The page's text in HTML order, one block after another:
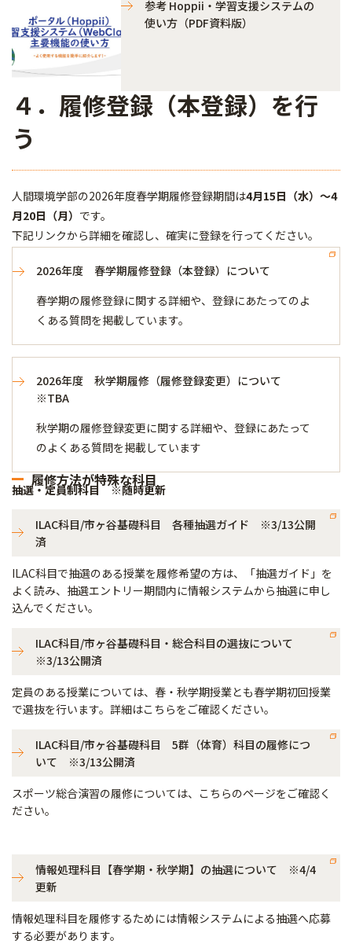
参考 Hoppii・学習支援システムの
使い方（PDF資料版）
４．履修登録（本登録）を行
う
人間環境学部の2026年度春学期履修登録期間は4月15日（水）～4
月20日（月） です。
下記リンクから詳細を確認し、確実に登録を行ってください。
2026年度 春学期履修登録（本登録）について
春学期の履修登録に関する詳細や、登録にあたってのよ
くある質問を掲載しています。
2026年度 秋学期履修（履修登録変更）について
※TBA
秋学期の履修登録変更に関する詳細や、登録にあたって
のよくある質問を掲載しています
履修方法が特殊な科目
抽選・定員制科目 ※随時更新
ILAC科目/市ヶ谷基礎科目 各種抽選ガイド ※3/13公開
済
ILAC科目で抽選のある授業を履修希望の方は、「抽選ガイド」を
よく読み、抽選エントリー期間内に情報システムから抽選に申し
込んでください。
ILAC科目/市ヶ谷基礎科目・総合科目の選抜について
※3/13公開済
定員のある授業については、春・秋学期授業とも春学期初回授業
で選抜を行います。詳細はこちらをご確認ください。
ILAC科目/市ヶ谷基礎科目 5群（体育）科目の履修につ
いて ※3/13公開済
スポーツ総合演習の履修については、こちらのページをご確認く
ださい。
情報処理科目【春学期・秋学期】の抽選について ※4/4
更新
情報処理科目を履修するためには情報システムによる抽選へ応募
する必要があります。